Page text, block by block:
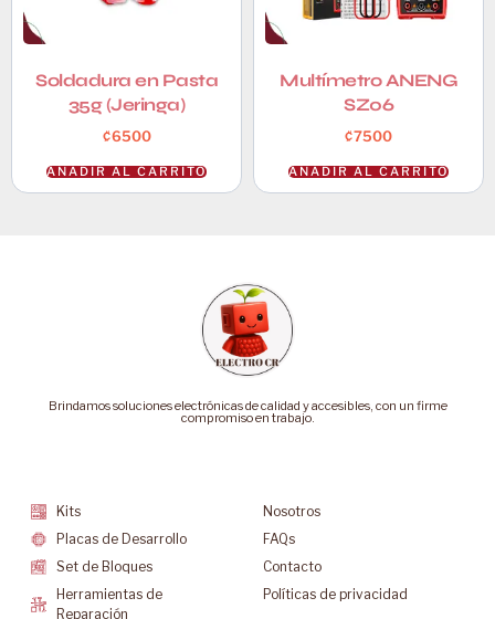
Soldadura en Pasta
35g (Jeringa)
₡6500
AÑADIR AL CARRITO
Multímetro ANENG
SZ06
₡7500
AÑADIR AL CARRITO
Brindamos soluciones electrónicas de calidad y accesibles, con un firme
compromiso en trabajo.
Kits
Placas de Desarrollo
Set de Bloques
Herramientas de
Reparación
Nosotros
FAQs
Contacto
Políticas de privacidad